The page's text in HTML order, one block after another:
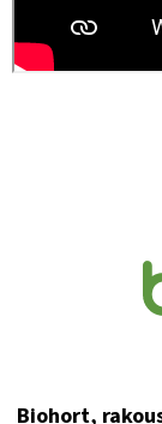
Biohort,